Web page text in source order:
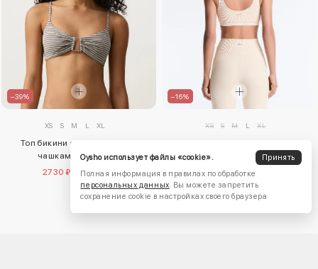
–39%
XS S M L XL
Топ бикини с треугольными
чашками в полоску
2730 ₽
4450 ₽
–16%
XS S M L XL
вкладышами
3770 ₽
4450 ₽
Oysho использует файлы «cookie».
Принять
Полная информация в правилах по обработке
персональных данных. Вы можете запретить
сохранение cookie в настройках своего браузера